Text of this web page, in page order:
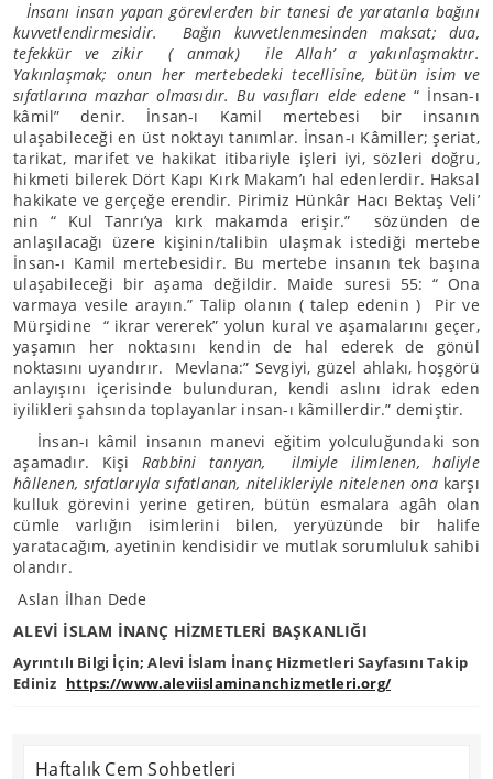
İnsanı insan yapan görevlerden bir tanesi de yaratanla bağını
kuvvetlendirmesidir. Bağın kuvvetlenmesinden maksat; dua,
tefekkür ve zikir ( anmak) ile Allah’ a yakınlaşmaktır.
Yakınlaşmak; onun her mertebedeki tecellisine, bütün isim ve
sıfatlarına mazhar olmasıdır. Bu vasıfları elde edene“ İnsan-ı
kâmil” denir. İnsan-ı Kamil mertebesi bir insanın
ulaşabileceği en üst noktayı tanımlar. İnsan-ı Kâmiller; şeriat,
tarikat, marifet ve hakikat itibariyle işleri iyi, sözleri doğru,
hikmeti bilerek Dört Kapı Kırk Makam’ı hal edenlerdir. Haksal
hakikate ve gerçeğe erendir. Pirimiz Hünkâr Hacı Bektaş Veli’
nin “ Kul Tanrı’ya kırk makamda erişir.” sözünden de
anlaşılacağı üzere kişinin/talibin ulaşmak istediği mertebe
İnsan-ı Kamil mertebesidir. Bu mertebe insanın tek başına
ulaşabileceği bir aşama değildir. Maide suresi 55: “ Ona
varmaya vesile arayın.” Talip olanın ( talep edenin ) Pir ve
Mürşidine “ ikrar vererek” yolun kural ve aşamalarını geçer,
yaşamın her noktasını kendin de hal ederek de gönül
noktasını uyandırır. Mevlana:” Sevgiyi, güzel ahlakı, hoşgörü
anlayışını içerisinde bulunduran, kendi aslını idrak eden
iyilikleri şahsında toplayanlar insan-ı kâmillerdir.” demiştir.
İnsan-ı kâmil insanın manevi eğitim yolculuğundaki son
aşamadır. Kişi Rabbini tanıyan, ilmiyle ilimlenen, haliyle
hâllenen, sıfatlarıyla sıfatlanan, nitelikleriyle nitelenen ona karşı
kulluk görevini yerine getiren, bütün esmalara agâh olan
cümle varlığın isimlerini bilen, yeryüzünde bir halife
yaratacağım, ayetinin kendisidir ve mutlak sorumluluk sahibi
olandır.
Aslan İlhan Dede
ALEVİ İSLAM İNANÇ HİZMETLERİ BAŞKANLIĞI
Ayrıntılı Bilgi İçin; Alevi İslam İnanç Hizmetleri Sayfasını Takip
Ediniz https://www.aleviislaminanchizmetleri.org/
Haftalık Cem Sohbetleri